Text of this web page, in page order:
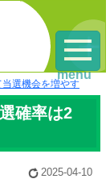
選機会を増やす
確率は2
2025-04-10
menu